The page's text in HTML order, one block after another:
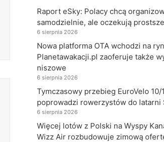
Raport eSky: Polacy chcą
samodzielnie, ale oczekują
6 sierpnia 2026
Nowa platforma OTA wchodzi na
Planetawakacji.pl zaoferuje także
niszowe
6 sierpnia 2026
Tymczasowy przebieg EuroVelo 10/
poprowadzi rowerzystów do latarni
6 sierpnia 2026
Więcej lotów z Polski na Wyspy
Wizz Air rozbudowuje zimową